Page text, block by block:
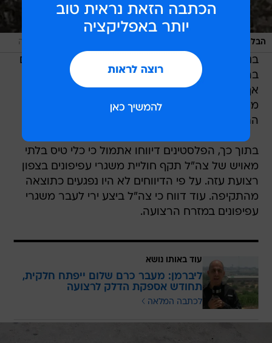
הבלון בשמי קריית גת, הבוקר מערכת וואלה, יוסי אזרד, איחוד הצלה
בנוסף ציינו כי פעילות המעבר תיבחן בימים הקרובים
בהתאם לירידה בפעולות הטרור. במשרד הביטחון
אף הודיעו כי החזרת מעבר כרם שלום לפעילות
מלאה מותנית בהפסקה מוחלטת של שיגור בלוני
התבערה והחיכוך על הגדר.
בתוך כך, הפלסטינים דיווחו אתמול כי כלי טיס בלתי
מאויש של צה"ל תקף חוליית משגרי עפיפונים בצפון
רצועת עזה. על פי הדיווחים לא היו נפגעים כתוצאה
מהתקיפה. עוד דווח כי צה"ל ביצע ירי לעבר משגרי
עפיפונים במזרח הרצועה.
עוד באותו נושא
ליברמן: מעבר כרם שלום ייפתח חלקית,
תחודש אספקת הדלק לרצועה
לכתבה המלאה